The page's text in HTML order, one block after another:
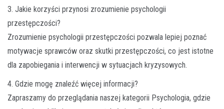
3. Jakie korzyści przynosi zrozumienie psychologii
przestępczości?
Zrozumienie psychologii przestępczości pozwala lepiej poznać
motywacje sprawców oraz skutki przestępczości, co jest istotne
dla zapobiegania i interwencji w sytuacjach kryzysowych.
4. Gdzie mogę znaleźć więcej informacji?
Zapraszamy do przeglądania naszej kategorii Psychologia, gdzie